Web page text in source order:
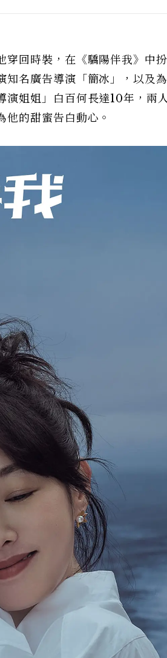
穿回時裝，在《驕陽伴我》中
知名廣告導演「簡冰」，以及
演姐姐」白百何長達10年，兩
的甜蜜告白動心。